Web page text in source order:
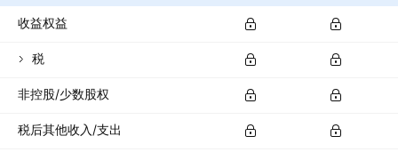
收益权益
税
非控股/少数股权
税后其他收入/支出